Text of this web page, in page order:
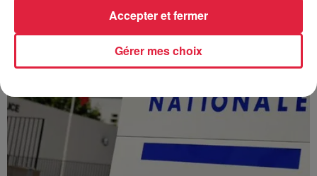
Gérer mes choix
Accepter et fermer